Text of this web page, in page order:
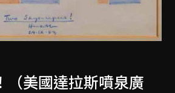
（美國達拉斯噴泉廣